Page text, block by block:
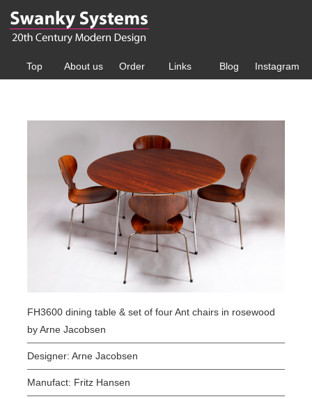
Top About us Order Links Blog Instagram
FH3600 dining table & set of four Ant chairs in rosewood
by Arne Jacobsen
Designer: Arne Jacobsen
Manufact: Fritz Hansen